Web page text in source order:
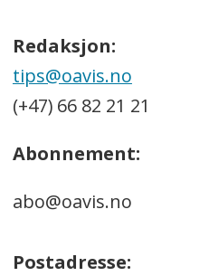
Redaksjon:
tips@oavis.no
(+47) 66 82 21 21
Abonnement:
abo@oavis.no
Postadresse: